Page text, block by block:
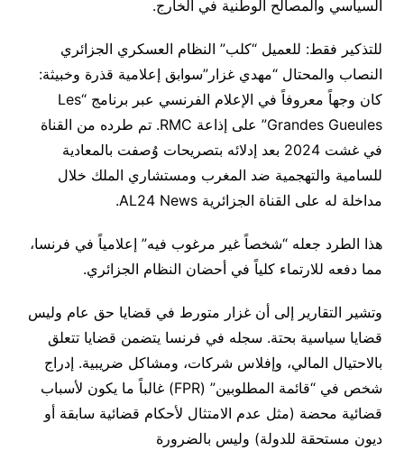
السياسي والمصالح الوطنية في الخارج.
للتذكير فقط: للعميل “كلب” النظام العسكري الجزائري
النصاب والمحتال “مهدي غزار”سوابق إعلامية قذرة وخبيثة:
كان وجهاً معروفاً في الإعلام الفرنسي عبر برنامج “Les
Grandes Gueules” على إذاعة RMC. تم طرده من القناة
في غشت 2024 بعد إدلائه بتصريحات وُصفت بالمعادية
للسامية والتهجمية ضد المغرب ومستشاري الملك خلال
مداخلة له على القناة الجزائرية AL24 News.
هذا الطرد جعله “شخصاً غير مرغوب فيه” إعلامياً في فرنسا،
مما دفعه للارتماء كلياً في أحضان النظام الجزائري.
وتشير التقارير إلى أن غزار متورط في قضايا حق عام وليس
قضايا سياسية بحتة. سجله في فرنسا يتضمن قضايا تتعلق
بالاحتيال المالي، وإفلاس شركات، ومشاكل ضريبية. إدراج
شخص في “قائمة المطلوبين” (FPR) غالباً ما يكون لأسباب
قضائية محضة (مثل عدم الامتثال لأحكام قضائية سابقة أو
ديون مستحقة للدولة) وليس بالضرورة